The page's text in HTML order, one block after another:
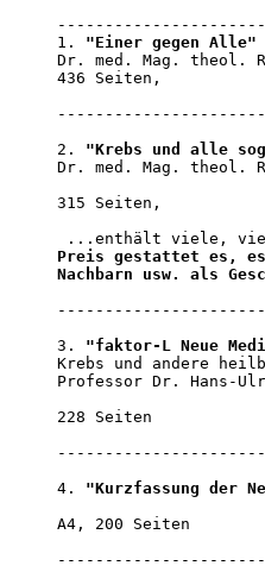
1. "Einer gegen Alle"
Dr. med. Mag. theol.
436
2. "Krebs und alle
Dr. med. Mag. theol.
315
...enthält viele,
Preis gestattet es, es
Nachbarn usw. als
3. "faktor-L Neue
Krebs und andere
Professor Dr. Hans-
228
4. "Kurzfassung der
A4,